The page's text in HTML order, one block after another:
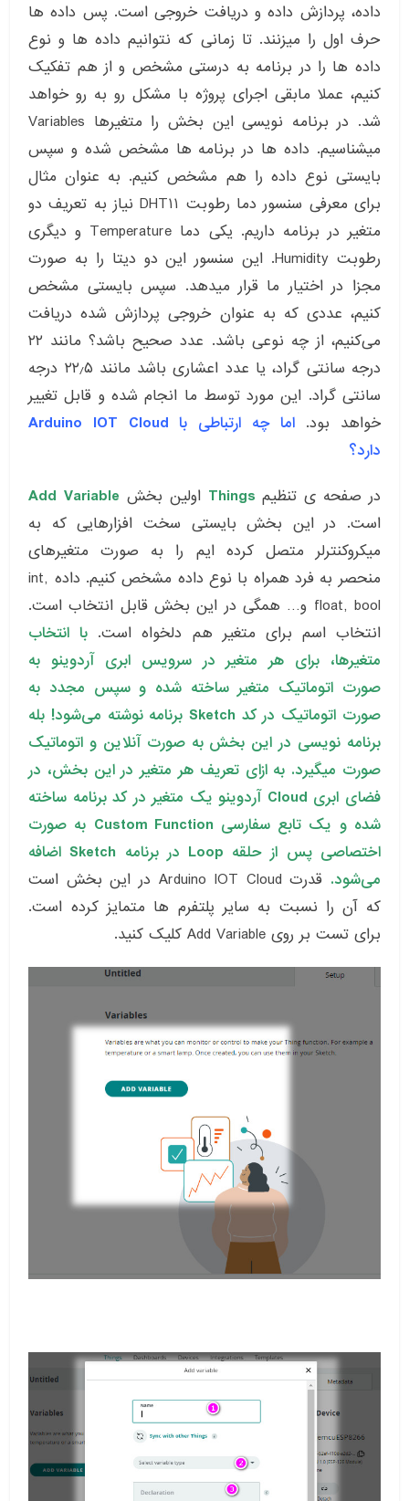
داده، پردازش داده و دریافت خروجی است. پس داده ها
حرف اول را میزنند. تا زمانی که نتوانیم داده ها و نوع
داده ها را در برنامه به درستی مشخص و از هم تفکیک
کنیم، عملا مابقی اجرای پروژه با مشکل رو به رو خواهد
شد. در برنامه نویسی این بخش را متغیرها Variables
میشناسیم. داده ها در برنامه ها مشخص شده و سپس
بایستی نوع داده را هم مشخص کنیم. به عنوان مثال
برای معرفی سنسور دما رطوبت DHT11 نیاز به تعریف دو
متغیر در برنامه داریم. یکی دما Temperature و دیگری
رطوبت Humidity. این سنسور این دو دیتا را به صورت
مجزا در اختیار ما قرار میدهد. سپس بایستی مشخص
کنیم، عددی که به عنوان خروجی پردازش شده دریافت
می‌کنیم، از چه نوعی باشد. عدد صحیح باشد؟ مانند ۲۲
درجه سانتی گراد، یا عدد اعشاری باشد مانند ۲۲٫۵ درجه
سانتی گراد. این مورد توسط ما انجام شده و قابل تغییر
خواهد بود.
اما چه ارتباطی با Arduino IOT Cloud
دارد؟
در صفحه ی تنظیم Things اولین بخش Add Variable
است. در این بخش بایستی سخت افزارهایی که به
میکروکنترلر متصل کرده ایم را به صورت متغیرهای
منحصر به فرد همراه با نوع داده مشخص کنیم. داده int,
float, bool و… همگی در این بخش قابل انتخاب است.
انتخاب اسم برای متغیر هم دلخواه است. با انتخاب
متغیرها، برای هر متغیر در سرویس ابری آردوینو به
صورت اتوماتیک متغیر ساخته شده و سپس مجدد به
صورت اتوماتیک در کد Sketch برنامه نوشته می‌شود! بله
برنامه نویسی در این بخش به صورت آنلاین و اتوماتیک
صورت میگیرد. به ازای تعریف هر متغیر در این بخش، در
فضای ابری Cloud آردوینو یک متغیر در کد برنامه ساخته
شده و یک تابع سفارسی Custom Function به صورت
اختصاصی پس از حلقه Loop در برنامه Sketch اضافه
می‌شود.
قدرت Arduino IOT Cloud در این بخش است
که آن را نسبت به سایر پلتفرم ها متمایز کرده است.
برای تست بر روی Add Variable کلیک کنید.